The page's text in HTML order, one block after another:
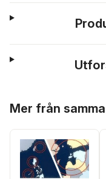
Mer från